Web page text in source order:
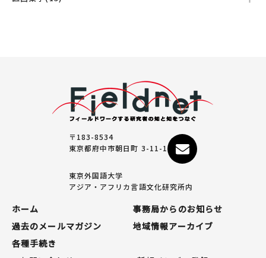
〒183-8534
東京都府中市朝日町 3-11-1
東京外国語大学
アジア・アフリカ言語文化研究所内
ホーム
事務局からのお知らせ
過去のメールマガジン
地域情報アーカイブ
各種手続き